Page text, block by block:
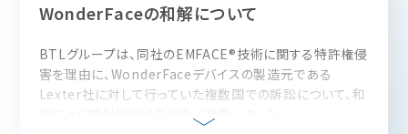
WonderFaceの和解について
BTLグループは、同社のEMFACE®技術に関する特許権侵
害を理由に、WonderFaceデバイスの製造元である
Lexter社に対して行っていた複数国での訴訟について、和
解により勝利的解決を得たと発表しました。